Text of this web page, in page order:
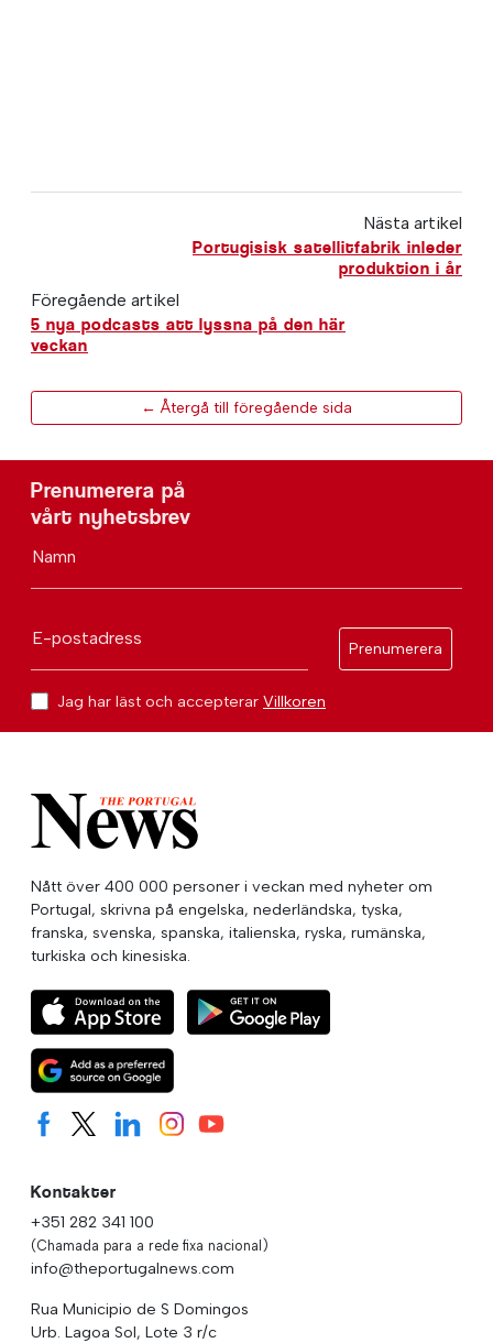
Nästa artikel
Portugisisk satellitfabrik inleder
produktion i år
Föregående artikel
5 nya podcasts att lyssna på den här
veckan
← Återgå till föregående sida
Prenumerera på
vårt nyhetsbrev
Namn
E-postadress
Prenumerera
Jag har läst och accepterar Villkoren
Nått över 400 000 personer i veckan med nyheter om
Portugal, skrivna på engelska, nederländska, tyska,
franska, svenska, spanska, italienska, ryska, rumänska,
turkiska och kinesiska.
Kontakter
+351 282 341 100
(Chamada para a rede fixa nacional)
info@theportugalnews.com
Rua Municipio de S Domingos
Urb. Lagoa Sol, Lote 3 r/c